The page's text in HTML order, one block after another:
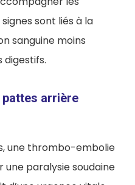
sont liés à la
sanguine moins
digestifs.
arrière
une thrombo-embolie
paralysie soudaine